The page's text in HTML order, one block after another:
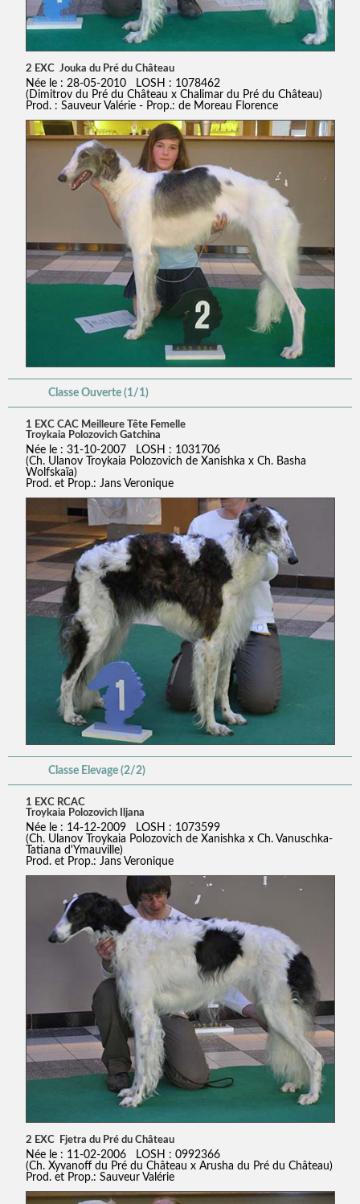
2 EXC Jouka du Pré du Château
Née le : 28-05-2010 LOSH : 1078462
(Dimitrov du Pré du Château x Chalimar du Pré du Château)
Prod. : Sauveur Valérie - Prop.: de Moreau Florence
Classe Ouverte (1/1)
1 EXC CAC Meilleure Tête Femelle
Troykaia Polozovich Gatchina
Née le : 31-10-2007 LOSH : 1031706
(Ch. Ulanov Troykaia Polozovich de Xanishka x Ch. Basha
Wolfskaïa)
Prod. et Prop.: Jans Veronique
Classe Elevage (2/2)
1 EXC RCAC
Troykaia Polozovich Iljana
Née le : 14-12-2009 LOSH : 1073599
(Ch. Ulanov Troykaia Polozovich de Xanishka x Ch. Vanuschka-
Tatiana d'Ymauville)
Prod. et Prop.: Jans Veronique
2 EXC Fjetra du Pré du Château
Née le : 11-02-2006 LOSH : 0992366
(Ch. Xyvanoff du Pré du Château x Arusha du Pré du Château)
Prod. et Prop.: Sauveur Valérie